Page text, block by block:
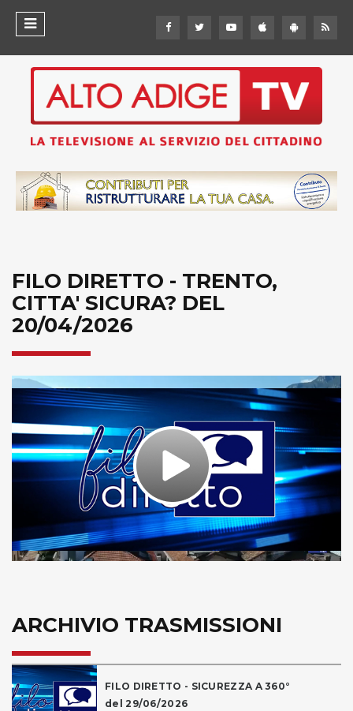
FILO DIRETTO - TRENTO,
CITTA' SICURA? DEL
20/04/2026
Play
ARCHIVIO TRASMISSIONI
FILO DIRETTO - SICUREZZA A 360°
del 29/06/2026